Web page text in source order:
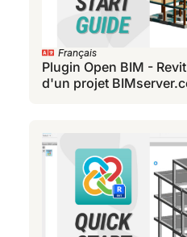
Français
Plugin Open BIM -
d'un projet